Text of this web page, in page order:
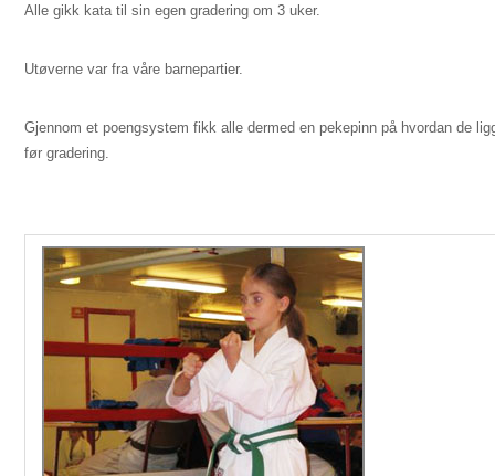
Alle gikk kata til sin egen gradering om 3 uker.
Utøverne var fra våre barnepartier.
Gjennom et poengsystem fikk alle dermed en pekepinn på hvordan de
før gradering.